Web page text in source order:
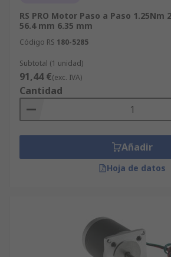
RS PRO Motor Paso a Paso 1.25Nm
56.4 mm 6.35 mm
Código RS 180-5285
Subtotal (1 unidad)
91,44 €(exc. IVA)
Cantidad
Añadir
Hoja de datos